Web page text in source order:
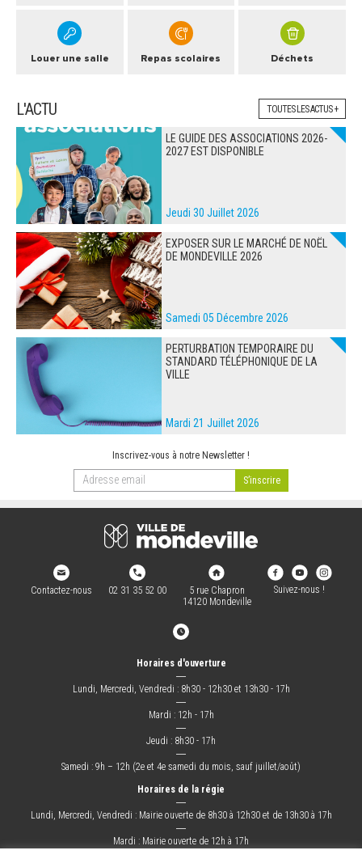
Louer une salle Repas scolaires Déchets
L'ACTU TOUTES LES ACTUS +
LE GUIDE DES ASSOCIATIONS 2026-
2027 EST DISPONIBLE
Jeudi 30 Juillet 2026
EXPOSER SUR LE MARCHÉ DE NOËL
DE MONDEVILLE 2026
Samedi 05 Décembre 2026
PERTURBATION TEMPORAIRE DU
STANDARD TÉLÉPHONIQUE DE LA
VILLE
Mardi 21 Juillet 2026
Inscrivez-vous à notre Newsletter !
Contactez-nous 02 31 35 52 00
5 rue Chapron
14120 Mondeville
Suivez-nous !
Horaires d'ouverture
―
Lundi, Mercredi, Vendredi : 8h30 - 12h30 et 13h30 - 17h
―
Mardi : 12h - 17h
―
Jeudi : 8h30 - 17h
―
Samedi : 9h – 12h (2e et 4e samedi du mois, sauf juillet/août)
Horaires de la régie
―
Lundi, Mercredi, Vendredi : Mairie ouverte de 8h30 à 12h30 et de 13h30 à 17h
―
Mardi : Mairie ouverte de 12h à 17h